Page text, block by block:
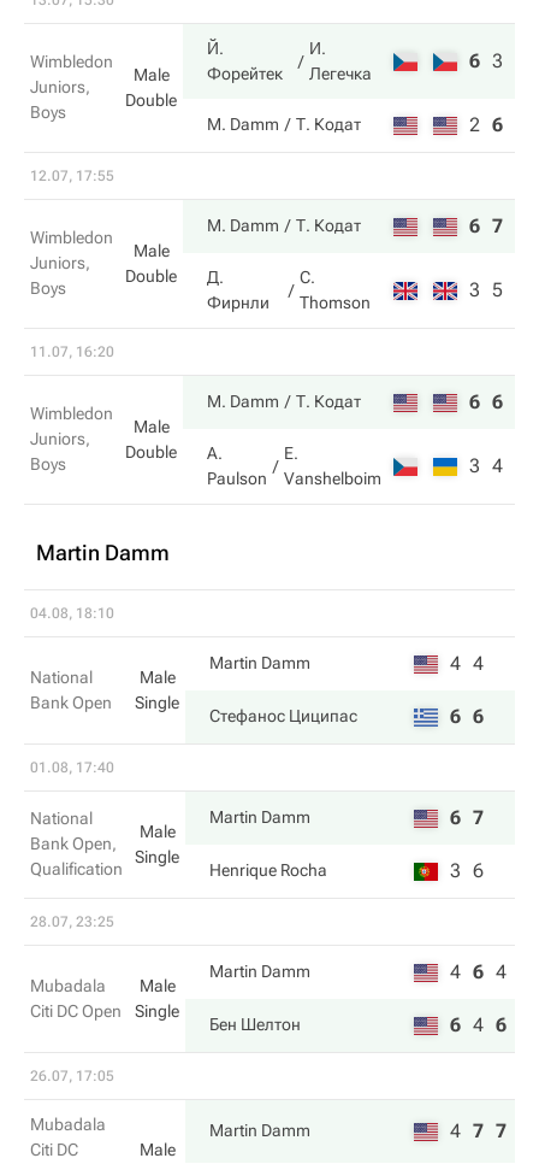
Wimbledon
Juniors,
Boys
Male
Double
Й.
Форейтек
И.
Легечка
6 3
M. Damm Т. Кодат 2 6
12.07, 17:55
Wimbledon
Juniors,
Boys
Male
Double
M. Damm Т. Кодат 6 7
Д.
Фирнли
C.
Thomson
3 5
11.07, 16:20
Wimbledon
Juniors,
Boys
Male
Double
M. Damm Т. Кодат 6 6
A.
Paulson
E.
Vanshelboim
3 4
Martin Damm
04.08, 18:10
National
Bank Open
Male
Single
Martin Damm 4 4
Стефанос Циципас 6 6
01.08, 17:40
National
Bank Open,
Qualification
Male
Single
Martin Damm 6 7
Henrique Rocha 3 6
28.07, 23:25
Mubadala
Citi DC Open
Male
Single
Martin Damm 4 6 4
Бен Шелтон 6 4 6
26.07, 17:05
Mubadala
Citi DC
Male
Martin Damm 4 7 7